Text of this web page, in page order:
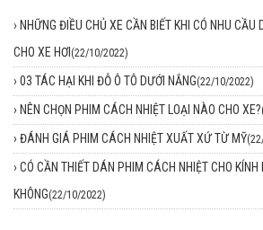
› NHỮNG ĐIỀU CHỦ XE CẦN BIẾT KHI CÓ NHU CẦU
CHO XE HƠI(22/10/2022)
› 03 TÁC HẠI KHI ĐỖ Ô TÔ DƯỚI NẮNG(22/10/2022)
› NÊN CHỌN PHIM CÁCH NHIỆT LOẠI NÀO CHO XE?
› ĐÁNH GIÁ PHIM CÁCH NHIỆT XUẤT XỨ TỪ MỸ
› CÓ CẦN THIẾT DÁN PHIM CÁCH NHIỆT CHO KÍNH
KHÔNG(22/10/2022)